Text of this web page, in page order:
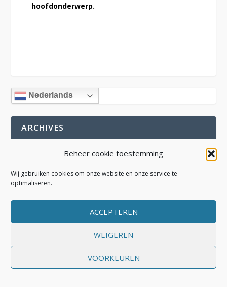
Beheer cookie toestemming
Wij gebruiken cookies om onze website en onze service te
optimaliseren.
ACCEPTEREN
WEIGEREN
VOORKEUREN
hoofdonderwerp.
Nederlands
ARCHIVES
Elegant Themes| Mogelijk gemaakt door